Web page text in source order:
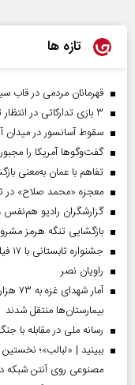
تازه ها
قهرمانان مردمی در قاب
۳ بازی تدارکاتی در انتظار تیم ملی ایران در فیفادی مهر
سقوط آسانسور در میدان آرژانتین ۹
گفت‌وگوها آمریکا را
تفاهم با عمان به‌معنی
معجزه «محمد صلاح» در
گزارشگران رادیو
بازگشایی تنگه هرمز
جشنواره تابستانی با ۱۷ فیلم سینمایی و انیمیشن روی آنتن تلویزیون
راویان نصر
بیمارستان‌ها منتقل شدند
رسانه ملی در مقابله با
ببینید | «لبالب»؛
مصنوعی روی آنتن شبکه